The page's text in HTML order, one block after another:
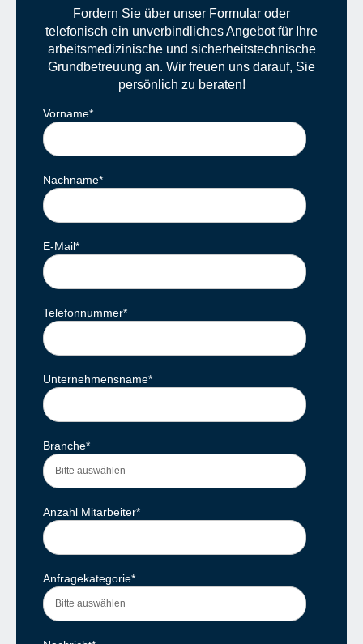
Fordern Sie über unser Formular oder
telefonisch ein unverbindliches Angebot für Ihre
arbeitsmedizinische und sicherheitstechnische
Grundbetreuung an. Wir freuen uns darauf, Sie
persönlich zu beraten!
Vorname*
Nachname*
E-Mail*
Telefonnummer*
Unternehmensname*
Branche*
Anzahl Mitarbeiter*
Anfragekategorie*